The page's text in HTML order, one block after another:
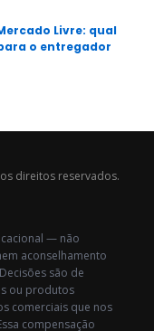
Livre: qual
o entregador
direitos reservados.
— não
aconselhamento
são de
ou produtos
comerciais que nos
compensação